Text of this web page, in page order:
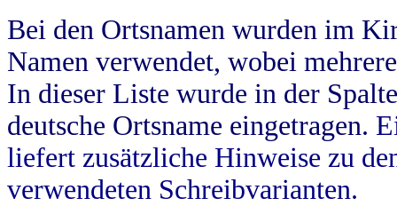
Bei den Ortsnamen wurden im
Namen verwendet, wobei
In dieser Liste wurde in der
deutsche Ortsname eingetragen.
liefert zusätzliche Hinweise zu
verwendeten Schreibvarianten.